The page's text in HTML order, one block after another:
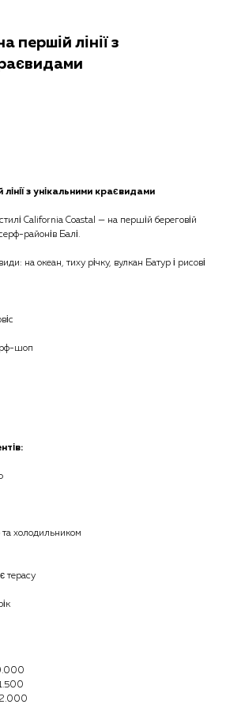
першій лінії з
з унікальними краєвидами
California Coastal — на першій береговій
районів Балі.
на океан, тиху річку, вулкан Батур і рисові
шоп
холодильником
терасу